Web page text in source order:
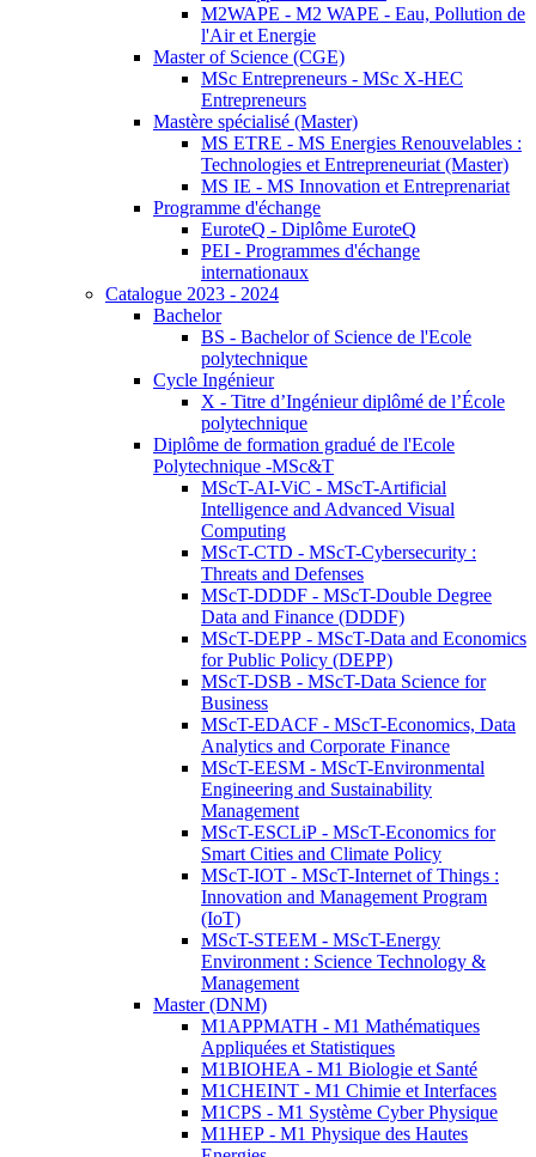
M2WAPE - M2 WAPE - Eau, Pollution de
l'Air et Energie
Master of Science (CGE)
MSc Entrepreneurs - MSc X-HEC
Entrepreneurs
Mastère spécialisé (Master)
MS ETRE - MS Energies Renouvelables :
Technologies et Entrepreneuriat (Master)
MS IE - MS Innovation et Entreprenariat
Programme d'échange
EuroteQ - Diplôme EuroteQ
PEI - Programmes d'échange
internationaux
Catalogue 2023 - 2024
Bachelor
BS - Bachelor of Science de l'Ecole
polytechnique
Cycle Ingénieur
X - Titre d’Ingénieur diplômé de l’École
polytechnique
Diplôme de formation gradué de l'Ecole
Polytechnique -MSc&T
MScT-AI-ViC - MScT-Artificial
Intelligence and Advanced Visual
Computing
MScT-CTD - MScT-Cybersecurity :
Threats and Defenses
MScT-DDDF - MScT-Double Degree
Data and Finance (DDDF)
MScT-DEPP - MScT-Data and Economics
for Public Policy (DEPP)
MScT-DSB - MScT-Data Science for
Business
MScT-EDACF - MScT-Economics, Data
Analytics and Corporate Finance
MScT-EESM - MScT-Environmental
Engineering and Sustainability
Management
MScT-ESCLiP - MScT-Economics for
Smart Cities and Climate Policy
MScT-IOT - MScT-Internet of Things :
Innovation and Management Program
(IoT)
MScT-STEEM - MScT-Energy
Environment : Science Technology &
Management
Master (DNM)
M1APPMATH - M1 Mathématiques
Appliquées et Statistiques
M1BIOHEA - M1 Biologie et Santé
M1CHEINT - M1 Chimie et Interfaces
M1CPS - M1 Système Cyber Physique
M1HEP - M1 Physique des Hautes